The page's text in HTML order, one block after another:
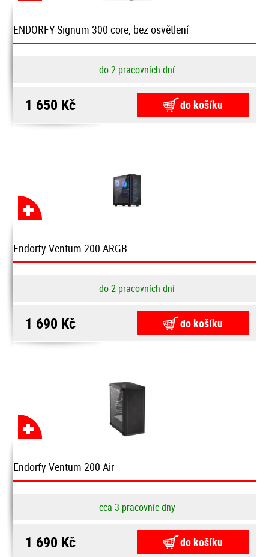
ENDORFY Signum 300 core, bez osvětlení
do 2 pracovních dní
1 650 Kč do košíku
Endorfy Ventum 200 ARGB
do 2 pracovních dní
1 690 Kč do košíku
Endorfy Ventum 200 Air
cca 3 pracovníc dny
1 690 Kč do košíku